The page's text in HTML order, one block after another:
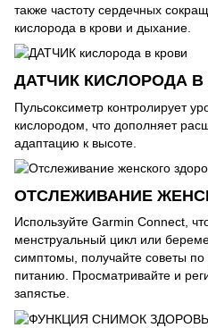
также частоту сердечных
кислорода в крови и дыхание.
ДАТЧИК КИСЛОРОДА В
Пульсоксиметр контролирует
кислородом, что дополняет
адаптацию к высоте.
ОТСЛЕЖИВАНИЕ
Используйте Garmin Connect,
менструальный цикл или
симптомы, получайте советы
питанию. Просматривайте и
запястье.